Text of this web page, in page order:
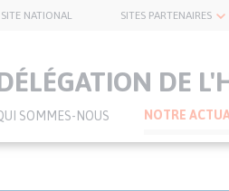
SITE NATIONAL SITES PARTENAIRES
DE
SOMMES-NOUS NOTRE